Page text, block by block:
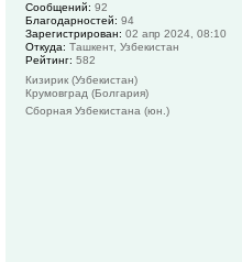
Сообщений: 92
Благодарностей: 94
Зарегистрирован: 02 апр 2024, 08:10
Откуда: Ташкент, Узбекистан
Рейтинг: 582
Кизирик (Узбекистан)
Крумовград (Болгария)
Сборная Узбекистана (юн.)